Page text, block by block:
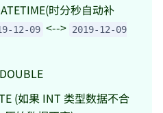
时分秒自动补
12-09 <--> 2019-12-09
(如果 INT 类型数据不合